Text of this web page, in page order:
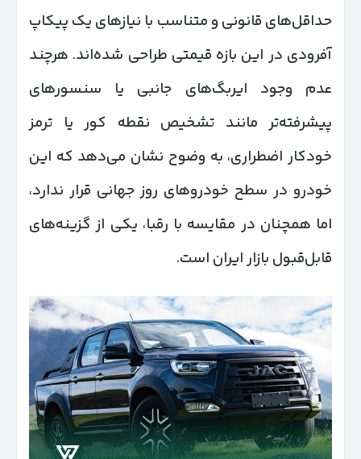
حداقل‌های قانونی و متناسب با نیازهای یک پیکاپ
آفرودی در این بازه قیمتی طراحی شده‌اند. هرچند
عدم وجود ایربگ‌های جانبی یا سنسورهای
پیشرفته‌تر مانند تشخیص نقطه کور یا ترمز
خودکار اضطراری، به وضوح نشان می‌دهد که این
خودرو در سطح خودروهای روز جهانی قرار ندارد،
اما همچنان در مقایسه با رقبا، یکی از گزینه‌های
قابل‌قبول بازار ایران است.